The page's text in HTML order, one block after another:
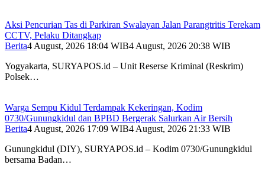
Aksi Pencurian Tas di Parkiran Swalayan Jalan Parangtritis Terekam
CCTV, Pelaku Ditangkap
Berita4 August, 2026 18:04 WIB4 August, 2026 20:38 WIB
Yogyakarta, SURYAPOS.id – Unit Reserse Kriminal (Reskrim)
Polsek…
Warga Sempu Kidul Terdampak Kekeringan, Kodim
0730/Gunungkidul dan BPBD Bergerak Salurkan Air Bersih
Berita4 August, 2026 17:09 WIB4 August, 2026 21:33 WIB
Gunungkidul (DIY), SURYAPOS.id – Kodim 0730/Gunungkidul
bersama Badan…